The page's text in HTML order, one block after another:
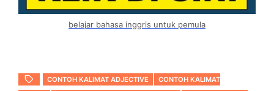
belajar bahasa inggris untuk pemula
CONTOH KALIMAT ADJECTIVE
CONTOH KALIMAT